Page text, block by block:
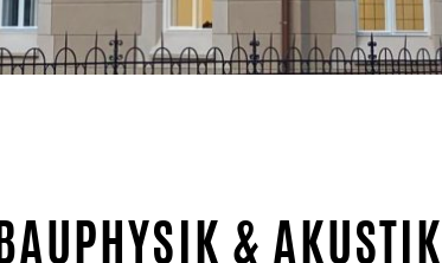
BAUPHYSIK & AKUSTIK